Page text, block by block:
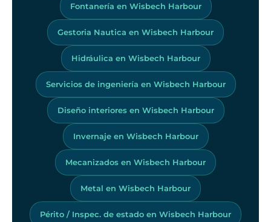
Fontanería en Wisbech Harbour
Gestoria Nautica en Wisbech Harbour
Hidráulica en Wisbech Harbour
Servicios de ingeniería en Wisbech Harbour
Diseño interiores en Wisbech Harbour
Invernaje en Wisbech Harbour
Mecanizados en Wisbech Harbour
Metal en Wisbech Harbour
Périto / Inspec. de estado en Wisbech Harbour